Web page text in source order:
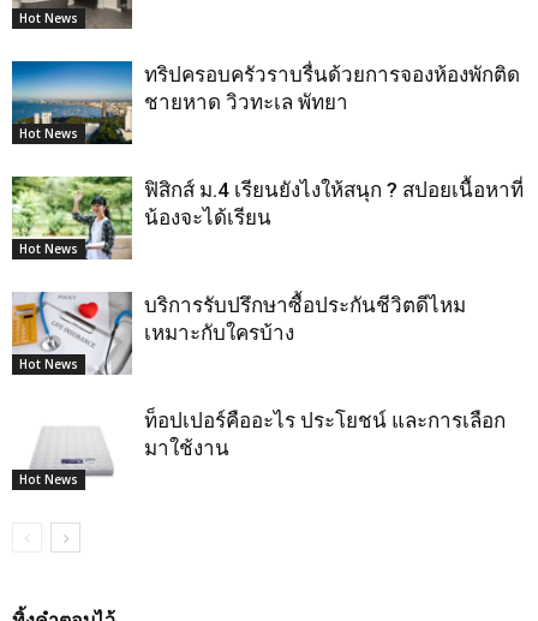
Hot News
Hot News
ทริปครอบครัวราบรื่นด้วยการจองห้องพักติด
ชายหาด วิวทะเล พัทยา
Hot News
ฟิสิกส์ ม.4 เรียนยังไงให้สนุก ? สปอยเนื้อหาที่
น้องจะได้เรียน
Hot News
บริการรับปรึกษาซื้อประกันชีวิตดีไหม
เหมาะกับใครบ้าง
Hot News
ท็อปเปอร์คืออะไร ประโยชน์ และการเลือก
มาใช้งาน